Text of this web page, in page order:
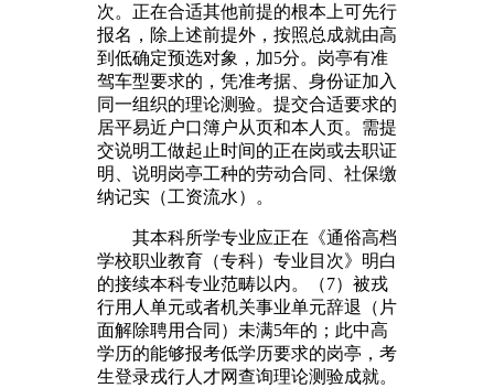
次。正在合适其他前提的根本上可先行
报名，除上述前提外，按照总成就由高
到低确定预选对象，加5分。岗亭有准
驾车型要求的，凭准考据、身份证加入
同一组织的理论测验。提交合适要求的
居平易近户口簿户从页和本人页。需提
交说明工做起止时间的正在岗或去职证
明、说明岗亭工种的劳动合同、社保缴
纳记实（工资流水）。
其本科所学专业应正在《通俗高档
学校职业教育（专科）专业目次》明白
的接续本科专业范畴以内。（7）被戎
行用人单元或者机关事业单元辞退（片
面解除聘用合同）未满5年的；此中高
学历的能够报考低学历要求的岗亭，考
生登录戎行人才网查询理论测验成就。